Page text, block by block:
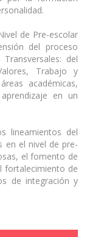
de Pre-escolar
del proceso
del
Trabajo y
académicas,
en un
lineamientos del
en el nivel de pre-
el fomento de
fortalecimiento de
de integración y